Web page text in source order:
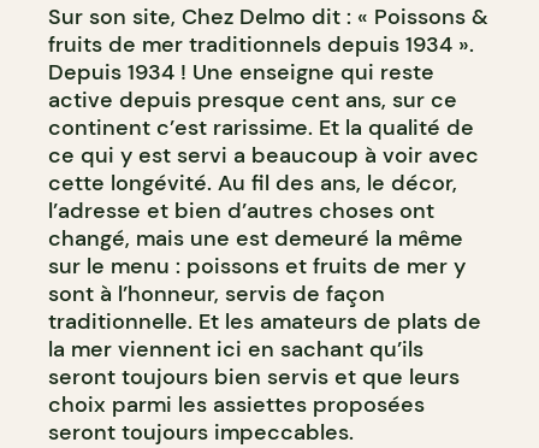
Sur son site, Chez Delmo dit : « Poissons &
fruits de mer traditionnels depuis 1934 ».
Depuis 1934 ! Une enseigne qui reste
active depuis presque cent ans, sur ce
continent c’est rarissime. Et la qualité de
ce qui y est servi a beaucoup à voir avec
cette longévité. Au fil des ans, le décor,
l’adresse et bien d’autres choses ont
changé, mais une est demeuré la même
sur le menu : poissons et fruits de mer y
sont à l’honneur, servis de façon
traditionnelle. Et les amateurs de plats de
la mer viennent ici en sachant qu’ils
seront toujours bien servis et que leurs
choix parmi les assiettes proposées
seront toujours impeccables.